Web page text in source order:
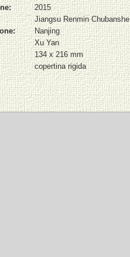
2015
Jiangsu Renmin Chubanshe
Nanjing
Xu Yan
134 x 216 mm
copertina rigida